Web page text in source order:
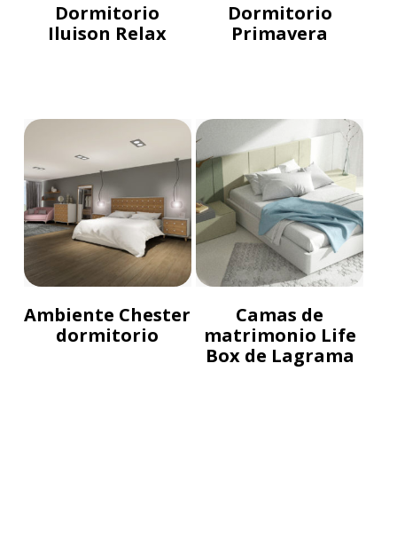
Dormitorio
Iluison Relax
Dormitorio
Primavera
Ambiente Chester
dormitorio
Camas de
matrimonio Life
Box de Lagrama